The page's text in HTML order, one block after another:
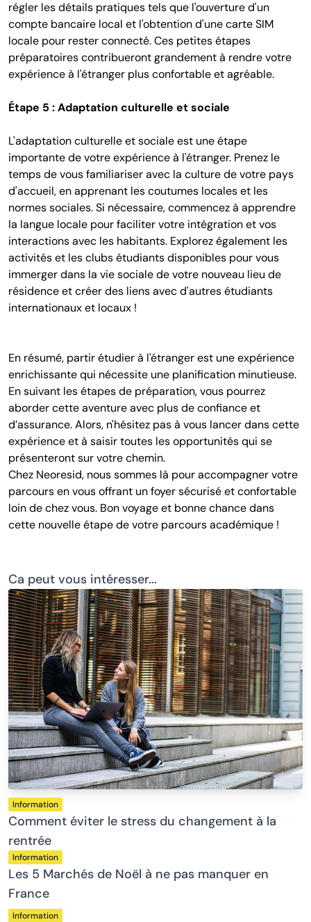
régler les détails pratiques tels que l'ouverture d'un
compte bancaire local et l'obtention d'une carte SIM
locale pour rester connecté. Ces petites étapes
préparatoires contribueront grandement à rendre votre
expérience à l'étranger plus confortable et agréable.
Étape 5 : Adaptation culturelle et sociale
L'adaptation culturelle et sociale est une étape
importante de votre expérience à l'étranger. Prenez le
temps de vous familiariser avec la culture de votre pays
d'accueil, en apprenant les coutumes locales et les
normes sociales. Si nécessaire, commencez à apprendre
la langue locale pour faciliter votre intégration et vos
interactions avec les habitants. Explorez également les
activités et les clubs étudiants disponibles pour vous
immerger dans la vie sociale de votre nouveau lieu de
résidence et créer des liens avec d'autres étudiants
internationaux et locaux !
En résumé, partir étudier à l'étranger est une expérience
enrichissante qui nécessite une planification minutieuse.
En suivant les étapes de préparation, vous pourrez
aborder cette aventure avec plus de confiance et
d’assurance. Alors, n'hésitez pas à vous lancer dans cette
expérience et à saisir toutes les opportunités qui se
présenteront sur votre chemin.
Chez Neoresid, nous sommes là pour accompagner votre
parcours en vous offrant un foyer sécurisé et confortable
loin de chez vous. Bon voyage et bonne chance dans
cette nouvelle étape de votre parcours académique !
Ca peut vous intéresser...
Information
Comment éviter le stress du changement à la
rentrée
Information
Les 5 Marchés de Noël à ne pas manquer en
France
Information